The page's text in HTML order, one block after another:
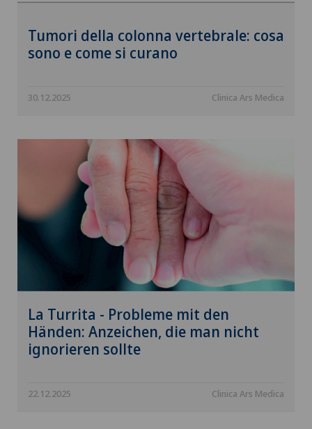
Tumori della colonna vertebrale: cosa
sono e come si curano
30.12.2025 Clinica Ars Medica
La Turrita - Probleme mit den
Händen: Anzeichen, die man nicht
ignorieren sollte
22.12.2025 Clinica Ars Medica